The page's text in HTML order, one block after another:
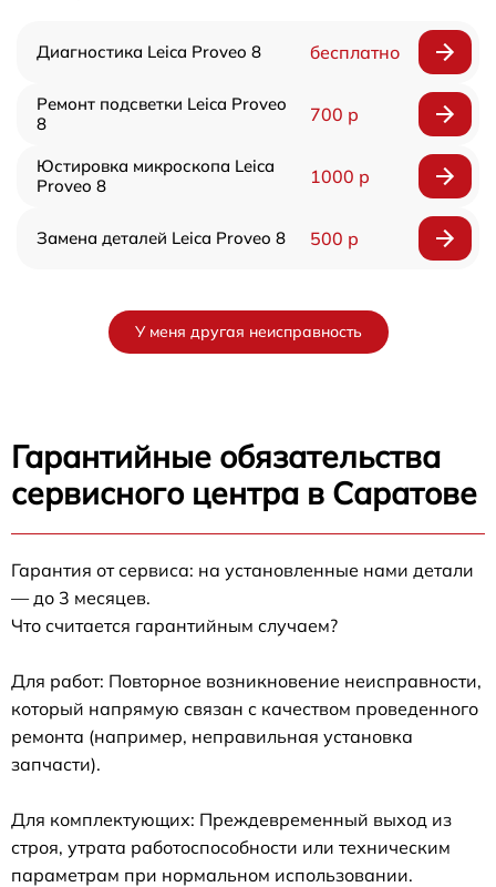
Диагностика Leica Proveo 8 бесплатно
Ремонт подсветки Leica Proveo
8
700 р
Юстировка микроскопа Leica
Proveo 8
1000 р
Замена деталей Leica Proveo 8 500 р
У меня другая неисправность
Гарантийные обязательства
сервисного центра в Саратове
Гарантия от сервиса: на установленные нами детали
— до 3 месяцев.
Что считается гарантийным случаем?
Для работ: Повторное возникновение неисправности,
который напрямую связан с качеством проведенного
ремонта (например, неправильная установка
запчасти).
Для комплектующих: Преждевременный выход из
строя, утрата работоспособности или техническим
параметрам при нормальном использовании.